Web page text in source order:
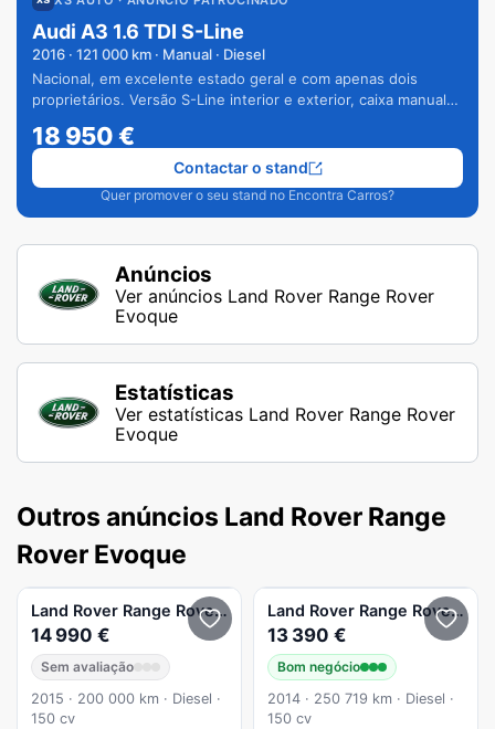
Audi A3 1.6 TDI S-Line
2016 · 121 000 km · Manual · Diesel
Nacional, em excelente estado geral e com apenas dois
proprietários. Versão S-Line interior e exterior, caixa manual
18 950€
Quer promover o seu stand no Encontra Carros?
Contactar o stand
Anúncios
Ver anúncios Land Rover Range Rover
Evoque
Estatísticas
Ver estatísticas Land Rover Range Rover
Evoque
Outros anúncios Land Rover Range
Rover Evoque
Land Rover Range Rover Evoque eD4 Dynamic
14 990 €
Sem avaliação
2015 · 200 000 km · Diesel ·
150 cv
Land Rover Range Rover Evoque
13 390 €
Bom negócio
2014 · 250 719 km · Diesel ·
150 cv